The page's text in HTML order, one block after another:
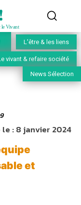
le Vivant
L'être & les liens
vivant & refaire société
News Sélection
:8 janvier 2024
et